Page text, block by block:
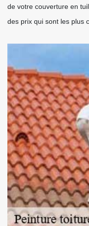
de votre couverture en
des prix qui sont les plus